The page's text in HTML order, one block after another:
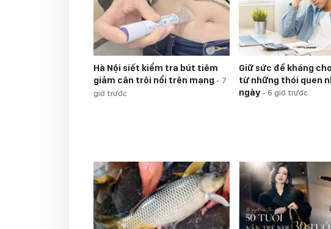
Hà Nội siết kiểm tra bút tiêm
giảm cân trôi nổi trên mạng - 7
giờ trước
Giữ sức đề kháng
từ những thói quen
ngày - 6 giờ trước